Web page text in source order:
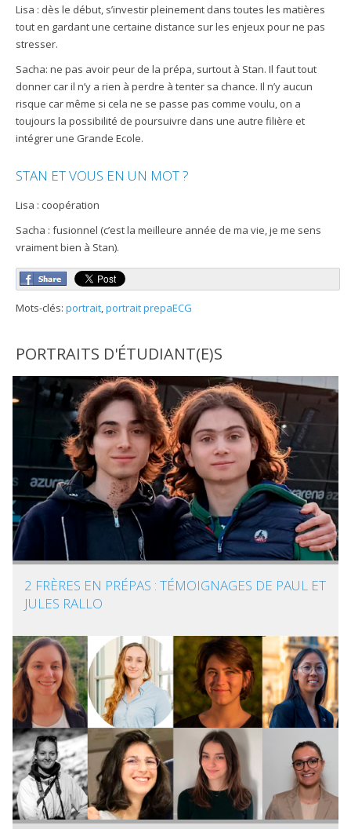
Lisa : dès le début, s’investir pleinement dans toutes les matières
tout en gardant une certaine distance sur les enjeux pour ne pas
stresser.
Sacha: ne pas avoir peur de la prépa, surtout à Stan. Il faut tout
donner car il n’y a rien à perdre à tenter sa chance. Il n’y aucun
risque car même si cela ne se passe pas comme voulu, on a
toujours la possibilité de poursuivre dans une autre filière et
intégrer une Grande Ecole.
STAN ET VOUS EN UN MOT ?
Lisa : coopération
Sacha : fusionnel (c’est la meilleure année de ma vie, je me sens
vraiment bien à Stan).
Mots-clés: portrait,portrait prepaECG
PORTRAITS D'ÉTUDIANT(E)S
2 FRÈRES EN PRÉPAS : TÉMOIGNAGES DE PAUL ET
JULES RALLO